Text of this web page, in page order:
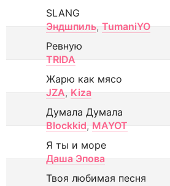
SLANG
Эндшпиль, TumaniYO
Ревную
TRIDA
Жарю как мясо
JZA, Kiza
Думала Думала
Blockkid, MAYOT
Я ты и море
Даша Эпова
Твоя любимая песня